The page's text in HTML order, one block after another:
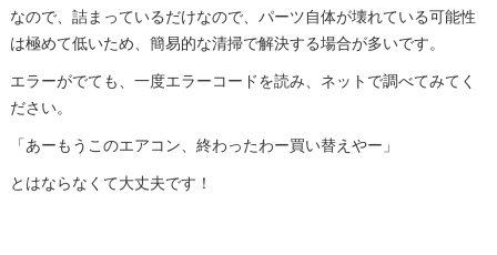
なので、詰まっているだけなので、パーツ自体が壊れている可能性
は極めて低いため、簡易的な清掃で解決する場合が多いです。
エラーがでても、一度エラーコードを読み、ネットで調べてみてく
ださい。
「あーもうこのエアコン、終わったわー買い替えやー」
とはならなくて大丈夫です！